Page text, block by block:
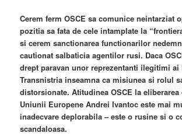
Cerem ferm OSCE sa comunice neintarziat
pozitia sa fata de cele intamplate la
si cerem sanctionarea functionarilor
cautionat salbaticia agentilor rusi. Daca
drept paravan unor reprezentanti ilegitimi ai
Transnistria inseamna ca misiunea si rolul
distorsionate. Atitudinea OSCE la eliberarea
Uniunii Europene Andrei Ivantoc este mai
inadecvare deplorabila – este o rusine si o
scandaloasa.